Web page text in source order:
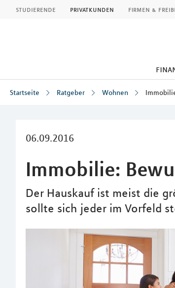
studierende privatkunden firmen &
Startseite Ratgeber Wohnen
06.09.2016
Immobilie:
Der Hauskauf ist meist die
sollte sich jeder im Vorfeld